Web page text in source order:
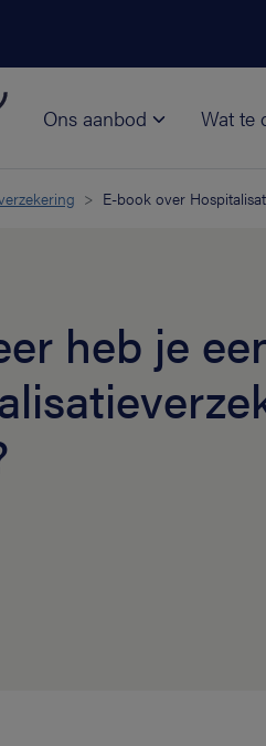
Ons aanbod Wat te
E-book over
heb je